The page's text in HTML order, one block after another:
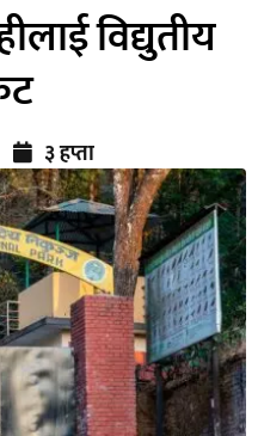
विद्युतीय
३ हप्ता